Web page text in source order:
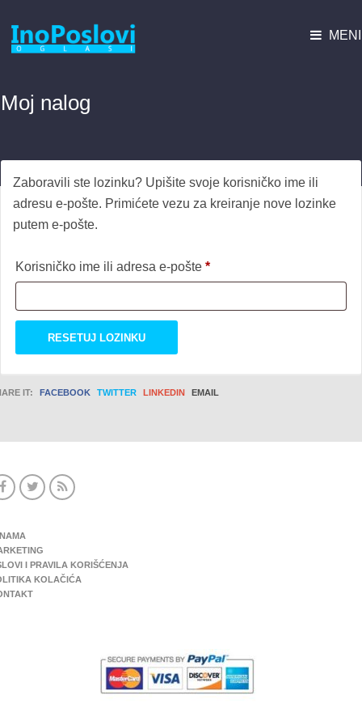
MENI
Moj nalog
Zaboravili ste lozinku? Upišite svoje korisničko ime ili
adresu e-pošte. Primićete vezu za kreiranje nove lozinke
putem e-pošte.
Korisničko ime ili adresa e-pošte *Obavezno
RESETUJ LOZINKU
IT: FACEBOOK TWITTER LINKEDIN EMAIL
I PRAVILA KORIŠĆENJA
KOLAČIĆA